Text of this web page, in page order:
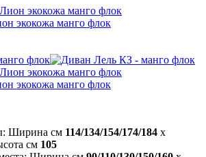
экокожа манго флок
экокожа манго флок
Ширина см 114/134/154/174/184 x
см 105